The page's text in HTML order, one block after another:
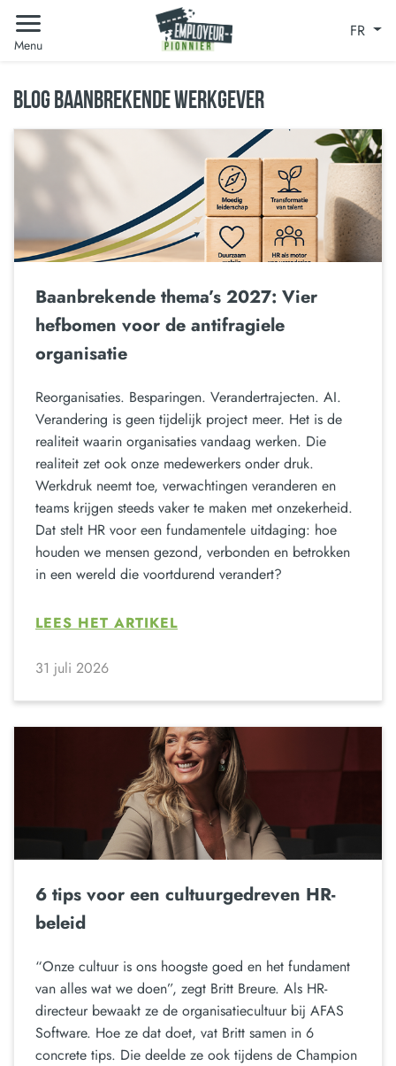
Menu
FR
BLOG BAANBREKENDE WERKGEVER
Baanbrekende thema’s 2027: Vier
hefbomen voor de antifragiele
organisatie
Reorganisaties. Besparingen. Verandertrajecten. AI.
Verandering is geen tijdelijk project meer. Het is de
realiteit waarin organisaties vandaag werken. Die
realiteit zet ook onze medewerkers onder druk.
Werkdruk neemt toe, verwachtingen veranderen en
teams krijgen steeds vaker te maken met onzekerheid.
Dat stelt HR voor een fundamentele uitdaging: hoe
houden we mensen gezond, verbonden en betrokken
in een wereld die voortdurend verandert?
LEES HET ARTIKEL
31 juli 2026
6 tips voor een cultuurgedreven HR-
beleid
“Onze cultuur is ons hoogste goed en het fundament
van alles wat we doen”, zegt Britt Breure. Als HR-
directeur bewaakt ze de organisatiecultuur bij AFAS
Software. Hoe ze dat doet, vat Britt samen in 6
concrete tips. Die deelde ze ook tijdens de Champion